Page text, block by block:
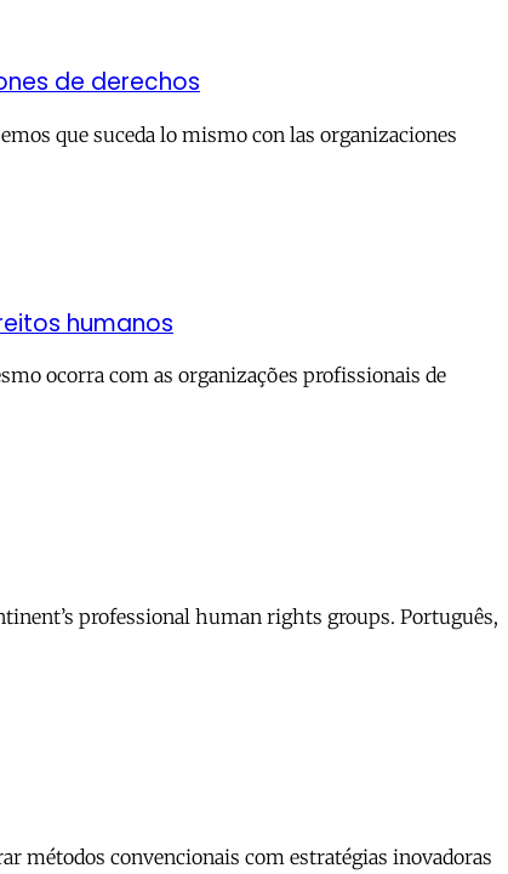
de derechos
que suceda lo mismo con las organizaciones
humanos‬‬‬‬‬‬
ocorra com as organizações profissionais de
professional human rights groups. Português,
métodos convencionais com estratégias inovadoras